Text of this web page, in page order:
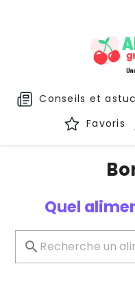
Conseils et
Favoris
Quel